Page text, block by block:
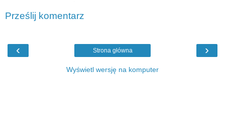
Prześlij komentarz
‹ ›
Strona główna
Wyświetl wersję na komputer